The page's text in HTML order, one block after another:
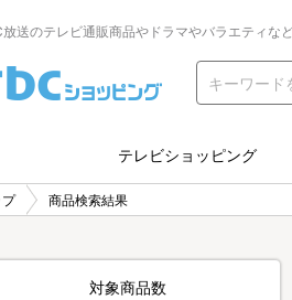
送のテレビ通販商品やドラマやバラエティな
テレビショッピング
プ 商品検索結果
対象商品数